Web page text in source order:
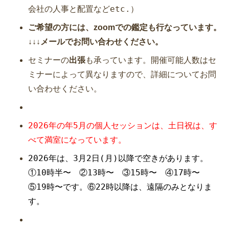
会社の人事と配置などetc. ）
ご希望の方には、zoomでの鑑定も行なっています。
↓↓↓メールでお問い合わせください。
セミナーの出張も承っています。開催可能人数はセ
ミナーによって異なりますので、詳細についてお問
い合わせください。
2026年の年5月の個人セッションは、土日祝は、す
べて満室になっています。
2026年は、3月2日(月)以降で空きがあります。
①10時半〜 ②13時〜 ③15時〜 ④17時〜
⑤19時〜です。⑥22時以降は、遠隔のみとなりま
す。